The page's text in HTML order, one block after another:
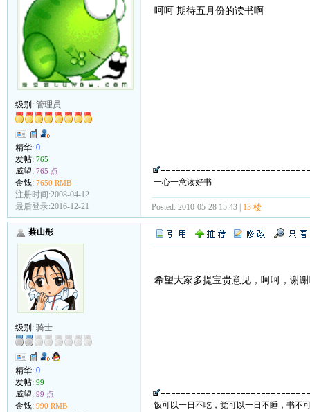
级别: 管理员
精华: 0
发帖: 765
威望: 765 点
金钱: 7650 RMB
注册时间:2008-04-12
最后登录:2016-12-21
呵呵 期待五月份的读书啊
一心一意读好书
Posted: 2010-05-28 15:43 | 13 楼
蔡山彤
级别: 骑士
精华: 0
发帖: 99
威望: 99 点
金钱: 990 RMB
希望大家多提宝贵意见，呵呵，谢
饭可以一日不吃，觉可以一日不睡，书不